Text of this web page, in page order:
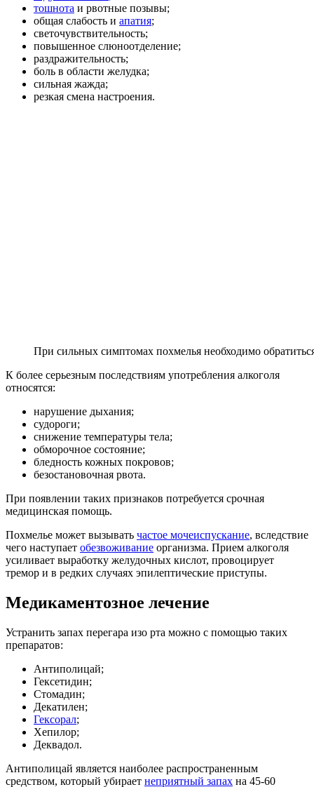
тошнота и рвотные позывы;
общая слабость и апатия;
светочувствительность;
повышенное слюноотделение;
раздражительность;
боль в области желудка;
сильная жажда;
резкая смена настроения.
При сильных симптомах похмелья необходимо
К более серьезным последствиям употребления алкоголя
относятся:
нарушение дыхания;
судороги;
снижение температуры тела;
обморочное состояние;
бледность кожных покровов;
безостановочная рвота.
При появлении таких признаков потребуется срочная
медицинская помощь.
Похмелье может вызывать частое мочеиспускание, вследствие
чего наступает обезвоживание организма. Прием алкоголя
усиливает выработку желудочных кислот, провоцирует
тремор и в редких случаях эпилептические приступы.
Медикаментозное лечение
Устранить запах перегара изо рта можно с помощью таких
препаратов:
Антиполицай;
Гексетидин;
Стомадин;
Декатилен;
Гексорал;
Хепилор;
Деквадол.
Антиполицай является наиболее распространенным
средством, который убирает неприятный запах на 45-60